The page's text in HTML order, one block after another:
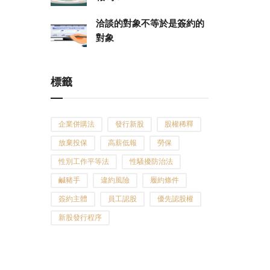
洽談的對象不等於是簽約的
對象
標籤
企業併購法 發行新股 股權稀釋
放棄投保 高薪低報 勞保
性別工作平等法 性騷擾防治法
鹹豬手 違約風險 履約條件
簽約主體 員工認股 優先認股權
新股發行程序